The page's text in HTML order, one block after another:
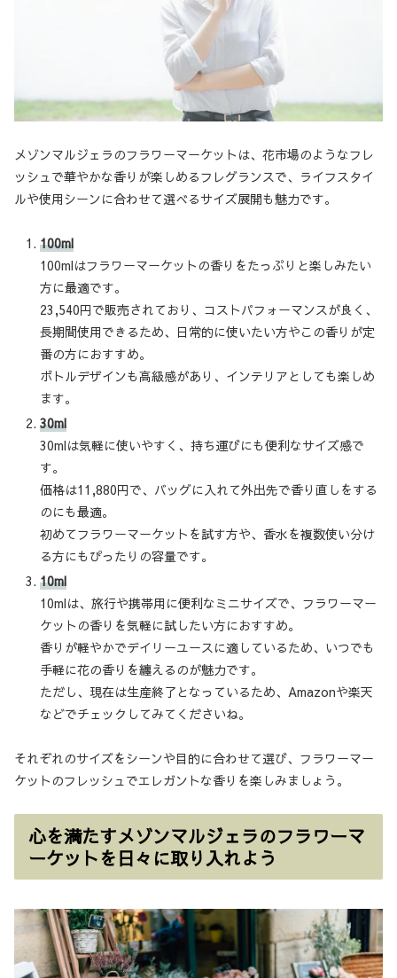
メゾンマルジェラのフラワーマーケットは、花市場のようなフレ
ッシュで華やかな香りが楽しめるフレグランスで、ライフスタイ
ルや使用シーンに合わせて選べるサイズ展開も魅力です。
100ml
100mlはフラワーマーケットの香りをたっぷりと楽しみたい
方に最適です。
23,540円で販売されており、コストパフォーマンスが良く、
長期間使用できるため、日常的に使いたい方やこの香りが定
番の方におすすめ。
ボトルデザインも高級感があり、インテリアとしても楽しめ
ます。
30ml
30mlは気軽に使いやすく、持ち運びにも便利なサイズ感で
す。
価格は11,880円で、バッグに入れて外出先で香り直しをする
のにも最適。
初めてフラワーマーケットを試す方や、香水を複数使い分け
る方にもぴったりの容量です。
10ml
10mlは、旅行や携帯用に便利なミニサイズで、フラワーマー
ケットの香りを気軽に試したい方におすすめ。
香りが軽やかでデイリーユースに適しているため、いつでも
手軽に花の香りを纏えるのが魅力です。
ただし、現在は生産終了となっているため、Amazonや楽天
などでチェックしてみてくださいね。
それぞれのサイズをシーンや目的に合わせて選び、フラワーマー
ケットのフレッシュでエレガントな香りを楽しみましょう。
心を満たすメゾンマルジェラのフラワーマ
ーケットを日々に取り入れよう